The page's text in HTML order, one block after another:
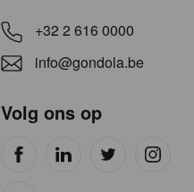
+32 2 616 0000
info@gondola.be
Volg ons op